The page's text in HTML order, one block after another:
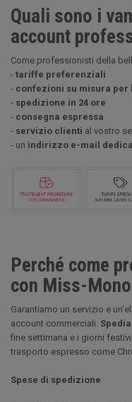
Quali sono i
account
Come professionisti della
- tariffe preferenziali
- confezioni su misura per
- spedizione in 24 ore
- consegna espressa
- servizio clienti al vostro
- un indirizzo e-mail
Perché come
con Miss-
Garantiamo un servizio e
account commerciali.
fine settimana e i giorni
trasporto espresso come
Spese di spedizione